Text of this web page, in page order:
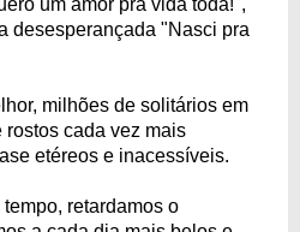
um amor pra vida toda!",
desesperançada "Nasci pra
milhões de solitários em
rostos cada vez mais
etéreos e inacessíveis.
retardamos o